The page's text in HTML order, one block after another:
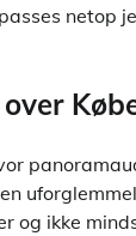
netop
og ikke